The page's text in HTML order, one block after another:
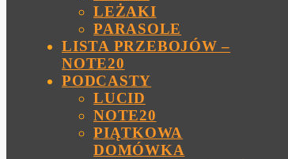
LEŻAKI
PARASOLE
LISTA PRZEBOJÓW –
NOTE20
PODCASTY
LUCID
NOTE20
PIĄTKOWA
DOMÓWKA